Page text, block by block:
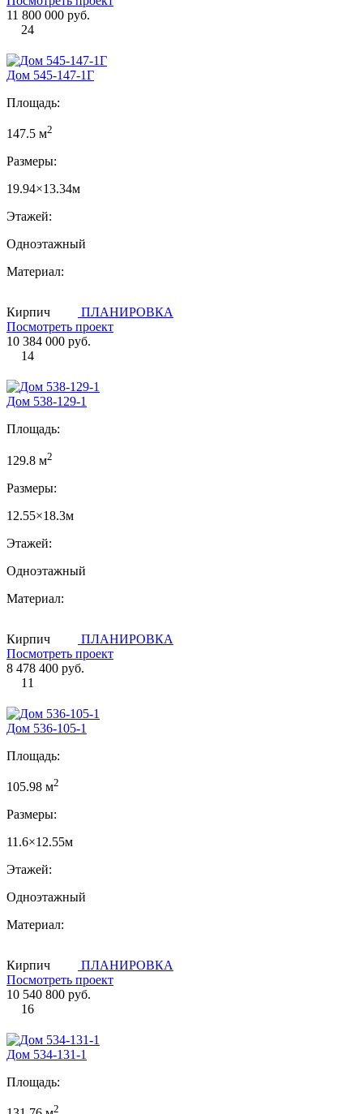
11 800 000 руб.
24
Дом 545-147-1Г
Площадь:
147.5 м2
Размеры:
19.94×13.34м
Этажей:
Одноэтажный
Материал:
Кирпич
ПЛАНИРОВКА
Посмотреть проект
10 384 000 руб.
14
Дом 538-129-1
Площадь:
129.8 м2
Размеры:
12.55×18.3м
Этажей:
Одноэтажный
Материал:
Кирпич
ПЛАНИРОВКА
Посмотреть проект
8 478 400 руб.
11
Дом 536-105-1
Площадь:
105.98 м2
Размеры:
11.6×12.55м
Этажей:
Одноэтажный
Материал:
Кирпич
ПЛАНИРОВКА
Посмотреть проект
10 540 800 руб.
16
Дом 534-131-1
Площадь:
2